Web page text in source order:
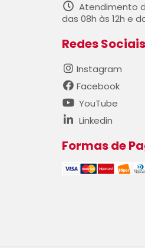
Atendimento
das 08h às 12h e
Redes Sociais
Instagram
Facebook
YouTube
Linkedin
Formas de